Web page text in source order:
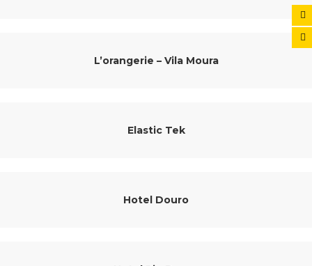
L’orangerie – Vila Moura
Elastic Tek
Hotel Douro